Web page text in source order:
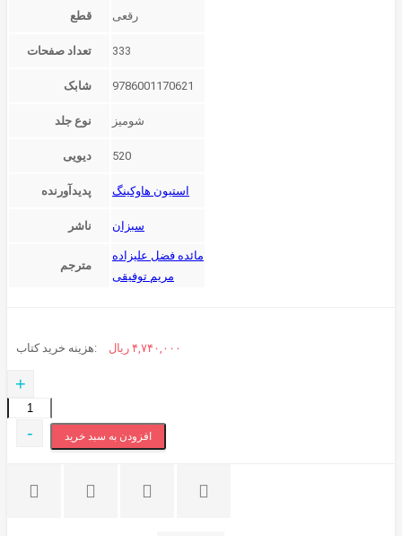
قطع
تعداد صفحات 333
شابک 9786001170621
نوع جلد شوميز
دیویی 520
پدیدآورنده استیون هاوکینگ
ناشر سبزان
مترجم
مائده فضل علیزاده
مریم توفیقی
هزینه خرید کتاب: ۴,۷۴۰,۰۰۰ ریال
+
علمی
- افزودن به سبد خرید